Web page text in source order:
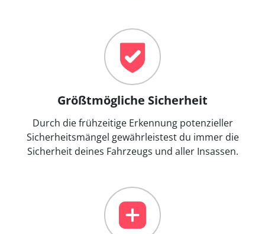
Größtmögliche Sicherheit
Durch die frühzeitige Erkennung potenzieller
Sicherheitsmängel gewährleistest du immer die
Sicherheit deines Fahrzeugs und aller Insassen.